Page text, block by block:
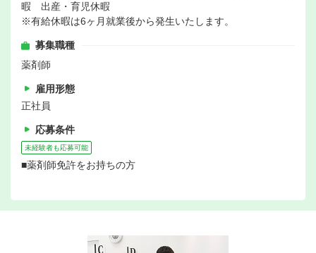
暇 出産・育児休暇
※有給休暇は6ヶ月就業後から発生いたします。
募集職種
薬剤師
雇用形態
正社員
応募条件
未経験者も応募可能
■薬剤師免許をお持ちの方